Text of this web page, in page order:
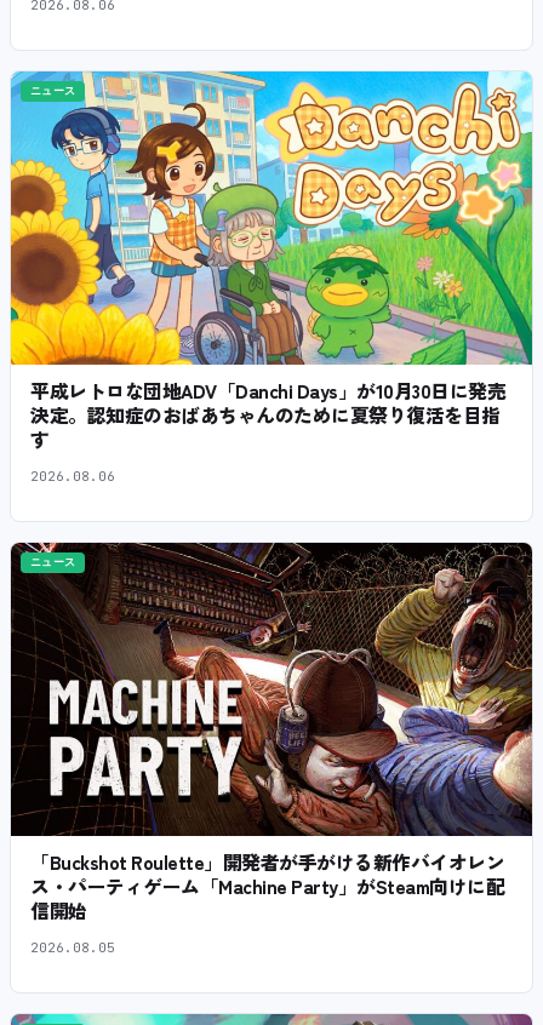
2026.08.06
ニュース
平成レトロな団地ADV「Danchi Days」が10月30日に発売
決定。認知症のおばあちゃんのために夏祭り復活を目指
す
2026.08.06
ニュース
「Buckshot Roulette」開発者が手がける新作バイオレン
ス・パーティゲーム「Machine Party」がSteam向けに配
信開始
2026.08.05